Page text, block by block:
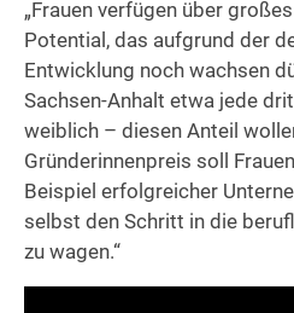
„Frauen verfügen über
Potential, das aufgrund der
Entwicklung noch wachsen
Sachsen-Anhalt etwa jede
weiblich – diesen Anteil
Gründerinnenpreis soll
Beispiel erfolgreicher
selbst den Schritt in die
zu wagen.“